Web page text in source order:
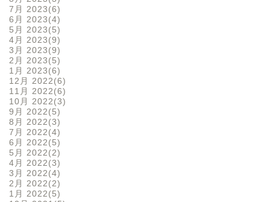
7月 2023 6
6月 2023 4
5月 2023 5
4月 2023 9
3月 2023 9
2月 2023 5
1月 2023 6
12月 2022 6
11月 2022 6
10月 2022 3
9月 2022 5
8月 2022 3
7月 2022 4
6月 2022 5
5月 2022 2
4月 2022 3
3月 2022 4
2月 2022 2
1月 2022 5